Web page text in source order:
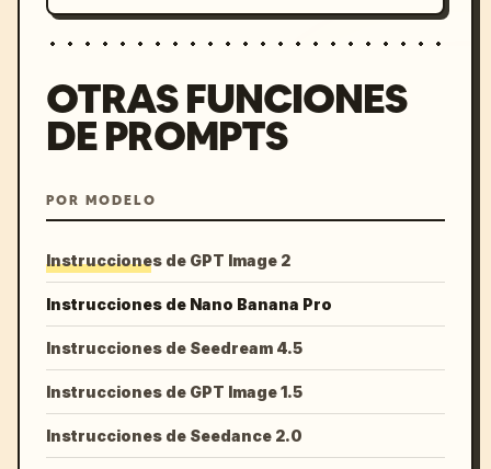
OTRAS FUNCIONES
DE PROMPTS
POR MODELO
Instrucciones de GPT Image 2
Instrucciones de Nano Banana Pro
Instrucciones de Seedream 4.5
Instrucciones de GPT Image 1.5
Instrucciones de Seedance 2.0